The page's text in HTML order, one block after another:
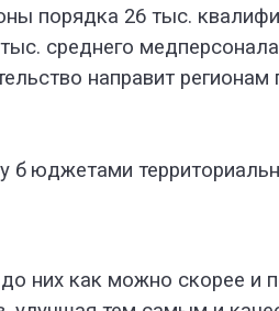
порядка 26 тыс.
среднего
направит регионам
б юджетами
них как можно скорее и